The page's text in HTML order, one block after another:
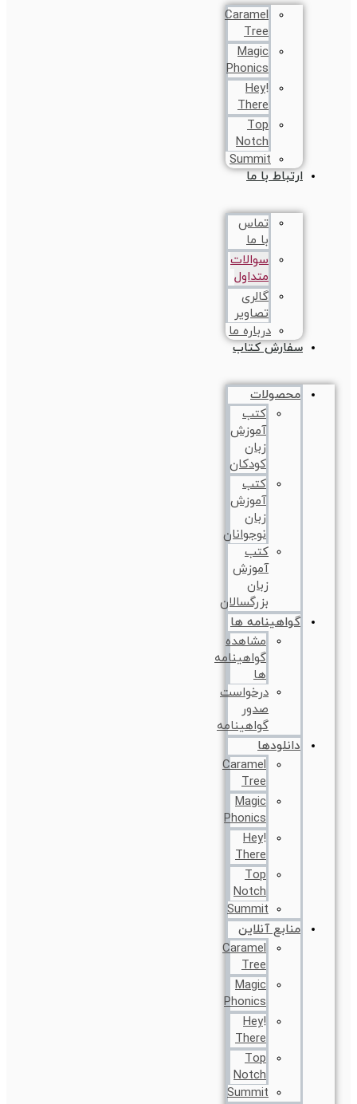
Caramel
Tree
Magic
Phonics
!Hey
There
Top
Notch
Summit
ارتباط با ما
تماس
با ما
سوالات
متداول
گالری
تصاویر
درباره ما
سفارش کتاب
محصولات
کتب
آموزش
زبان
کودکان
کتب
آموزش
زبان
نوجوانان
کتب
آموزش
زبان
بزرگسالان
گواهینامه ها
مشاهده
گواهینامه
ها
درخواست
صدور
گواهینامه
دانلودها
Caramel
Tree
Magic
Phonics
!Hey
There
Top
Notch
Summit
منابع آنلاین
Caramel
Tree
Magic
Phonics
!Hey
There
Top
Notch
Summit